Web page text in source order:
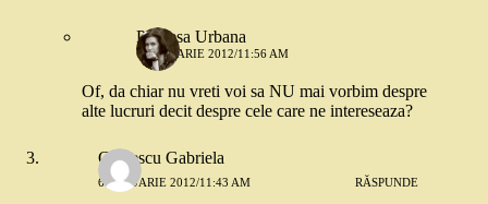
Printesa Urbana
6 IANUARIE 2012/11:56 AM
Of, da chiar nu vreti voi sa NU mai vorbim despre
alte lucruri decit despre cele care ne intereseaza?
Cristescu Gabriela
6 IANUARIE 2012/11:43 AM RĂSPUNDE